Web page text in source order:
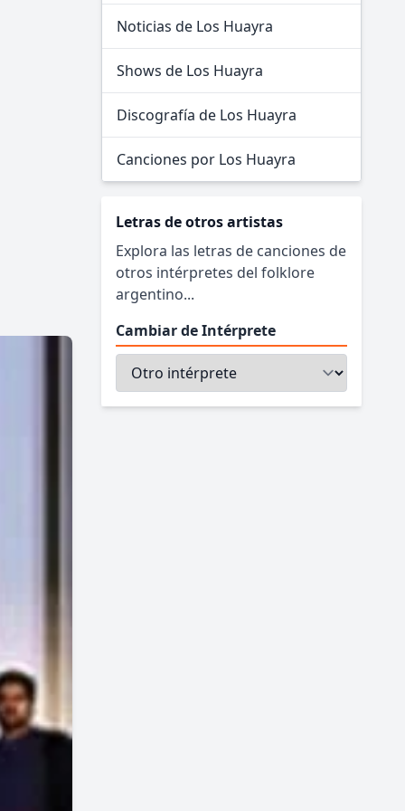
Noticias de Los Huayra
Shows de Los Huayra
Discografía de Los Huayra
Canciones por Los Huayra
Letras de otros artistas
Explora las letras de canciones de
otros intérpretes del folklore
argentino...
Cambiar de Intérprete